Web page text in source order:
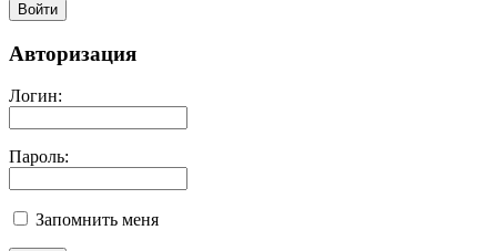
Войти
Авторизация
Логин:
Пароль:
Запомнить меня